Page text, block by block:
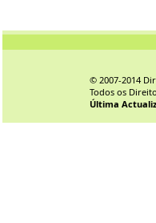
© 2007-2014
Todos os
Última